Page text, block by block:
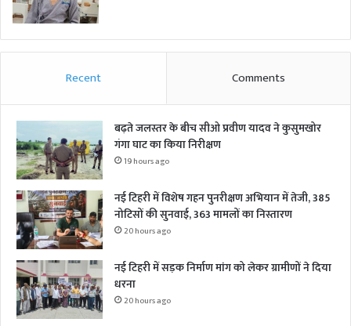
Recent Comments
बढ़ते जलस्तर के बीच सीओ प्रवीण यादव ने कुसुमखोर
गंगा घाट का किया निरीक्षण
19 hours ago
नई टिहरी में विशेष गहन पुनरीक्षण अभियान में तेजी, 385
नोटिसों की सुनवाई, 363 मामलों का निस्तारण
20 hours ago
नई टिहरी में सड़क निर्माण मांग को लेकर ग्रामीणों ने दिया
धरना
20 hours ago